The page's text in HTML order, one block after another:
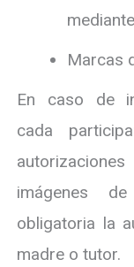
Marcas
En caso de
cada
imágenes
obligatoria la
madre o tutor.